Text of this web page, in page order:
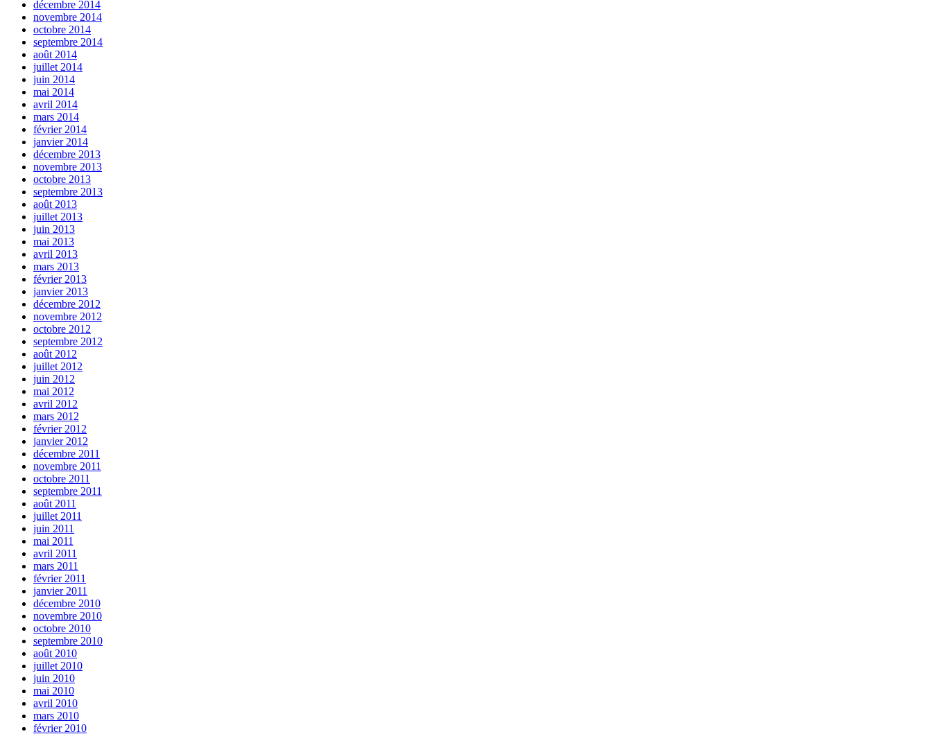
décembre 2014
novembre 2014
octobre 2014
septembre 2014
août 2014
juillet 2014
juin 2014
mai 2014
avril 2014
mars 2014
février 2014
janvier 2014
décembre 2013
novembre 2013
octobre 2013
septembre 2013
août 2013
juillet 2013
juin 2013
mai 2013
avril 2013
mars 2013
février 2013
janvier 2013
décembre 2012
novembre 2012
octobre 2012
septembre 2012
août 2012
juillet 2012
juin 2012
mai 2012
avril 2012
mars 2012
février 2012
janvier 2012
décembre 2011
novembre 2011
octobre 2011
septembre 2011
août 2011
juillet 2011
juin 2011
mai 2011
avril 2011
mars 2011
février 2011
janvier 2011
décembre 2010
novembre 2010
octobre 2010
septembre 2010
août 2010
juillet 2010
juin 2010
mai 2010
avril 2010
mars 2010
février 2010